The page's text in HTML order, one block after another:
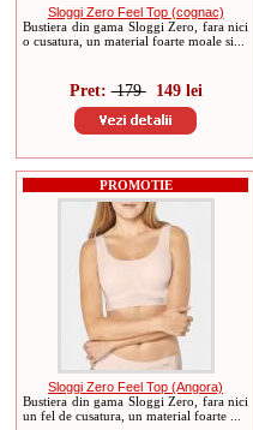
Sloggi Zero Feel Top (cognac)
Bustiera din gama Sloggi Zero, fara nici
o cusatura, un material foarte moale si...
Pret:179149 lei
PROMOTIE
Sloggi Zero Feel Top (Angora)
Bustiera din gama Sloggi Zero, fara nici
un fel de cusatura, un material foarte ...